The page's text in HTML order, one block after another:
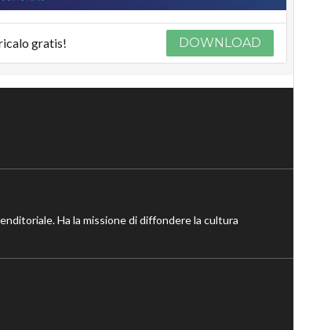
gratis! DOWNLOAD
Ha la missione di diffondere la cultura